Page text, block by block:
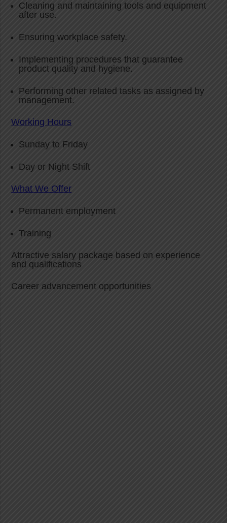
Cleaning and maintaining tools and equipment
after use.
Ensuring workplace safety.
Implementing procedures that guarantee
product quality and hygiene.
Performing other related tasks as assigned by
management.
Working Hours
Sunday to Friday
Day or Night Shift
What We Offer
Permanent employment
Training
Attractive salary package based on experience
and qualifications
Career advancement opportunities